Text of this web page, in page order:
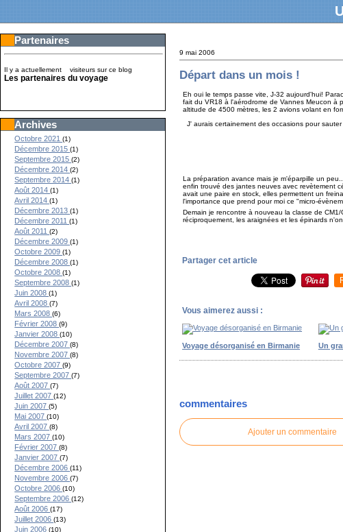
Partenaires
Il y a actuellement visiteurs sur ce blog
Les partenaires du voyage
Archives
Octobre 2021(1)
Décembre 2015(1)
Septembre 2015(2)
Décembre 2014(2)
Septembre 2014(1)
Août 2014(1)
Avril 2014(1)
Décembre 2013(1)
Décembre 2011(1)
Août 2011(2)
Décembre 2009(1)
Octobre 2009(1)
Décembre 2008(1)
Octobre 2008(1)
Septembre 2008(1)
Juin 2008(1)
Avril 2008(7)
Mars 2008(6)
Février 2008(9)
Janvier 2008(10)
Décembre 2007(8)
Novembre 2007(8)
Octobre 2007(9)
Septembre 2007(7)
Août 2007(7)
Juillet 2007(12)
Juin 2007(5)
Mai 2007(10)
Avril 2007(8)
Mars 2007(10)
Février 2007(8)
Janvier 2007(7)
Décembre 2006(11)
Novembre 2006(7)
Octobre 2006(10)
Septembre 2006(12)
Août 2006(17)
Juillet 2006(13)
Juin 2006(10)
9 mai 2006
Départ dans un mois !
Eh oui le temps passe vite, J-32 aujourd'hui!
fait du VR18 à l'aérodrome de Vannes Meucon à
altitude de 4500 mètres, les 2 avions volant en
J' aurais certainement des occasions pour
La préparation avance mais je m'éparpille un
enfin trouvé des jantes neuves avec revètement
avait une paire en stock, elles permettent un
l'importance que prend pour moi ce "micro-
Demain je rencontre à nouveau la classe de
réciproquement, les araignées et les épinards
Partager cet article
Vous aimerez aussi :
Voyage désorganisé en Birmanie Un
commentaires
Ajouter un commentaire